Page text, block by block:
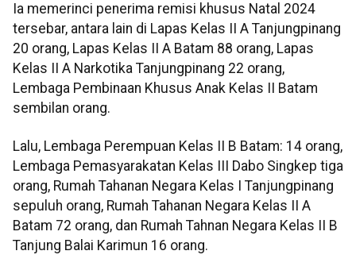
Ia memerinci penerima remisi khusus Natal 2024
tersebar, antara lain di Lapas Kelas II A Tanjungpinang
20 orang, Lapas Kelas II A Batam 88 orang, Lapas
Kelas II A Narkotika Tanjungpinang 22 orang,
Lembaga Pembinaan Khusus Anak Kelas II Batam
sembilan orang.
Lalu, Lembaga Perempuan Kelas II B Batam: 14 orang,
Lembaga Pemasyarakatan Kelas III Dabo Singkep tiga
orang, Rumah Tahanan Negara Kelas I Tanjungpinang
sepuluh orang, Rumah Tahanan Negara Kelas II A
Batam 72 orang, dan Rumah Tahnan Negara Kelas II B
Tanjung Balai Karimun 16 orang.